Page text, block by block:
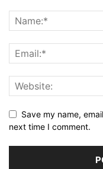
Save my name,
next time I comment.